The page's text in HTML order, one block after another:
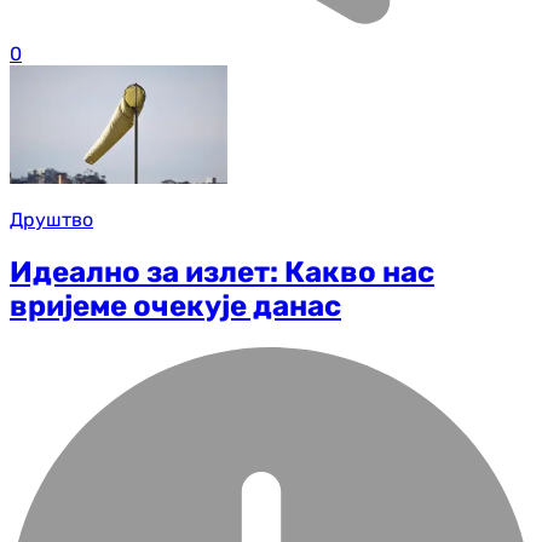
0
Друштво
Идеално за излет: Какво нас
вријеме очекује данас